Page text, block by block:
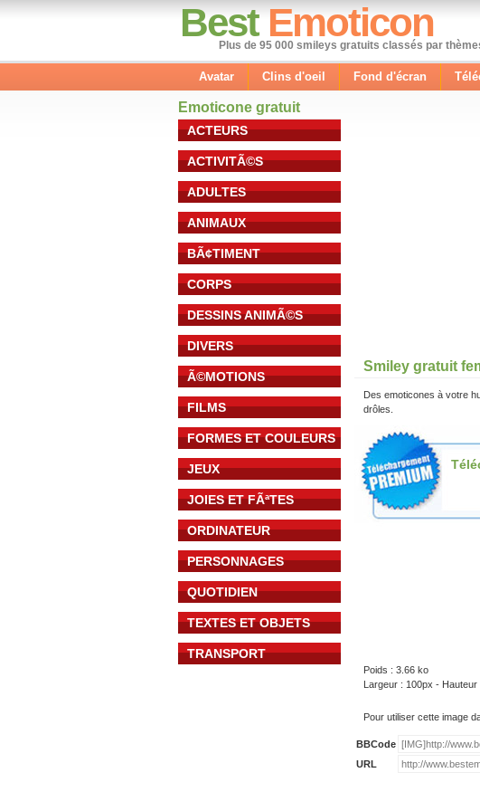
Best Emoticon
Plus de 95 000 smileys gratuits classés par
Avatar Clins d'oeil Fond d'écran
Emoticone gratuit
ACTEURS
ACTIVITÃ©S
ADULTES
ANIMAUX
BÃ¢TIMENT
CORPS
DESSINS ANIMÃ©S
DIVERS
Ã©MOTIONS
FILMS
FORMES ET COULEURS
JEUX
JOIES ET FÃªTES
ORDINATEUR
PERSONNAGES
QUOTIDIEN
TEXTES ET OBJETS
TRANSPORT
Smiley gratuit
Des emoticones à votre
drôles.
Poids : 3.66 ko
Largeur : 100px - Hauteur
Pour utiliser cette image
BBCode
URL